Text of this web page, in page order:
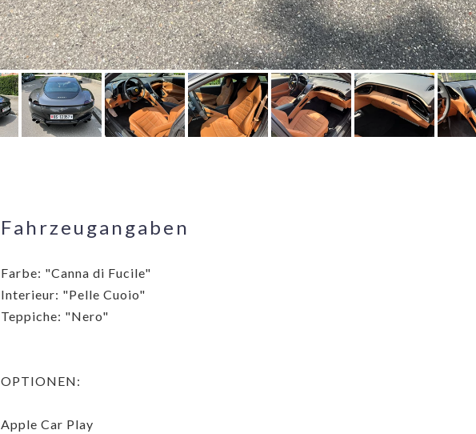
Fahrzeugangaben
Farbe: "Canna di Fucile"
Interieur: "Pelle Cuoio"
Teppiche: "Nero"
OPTIONEN:
Apple Car Play